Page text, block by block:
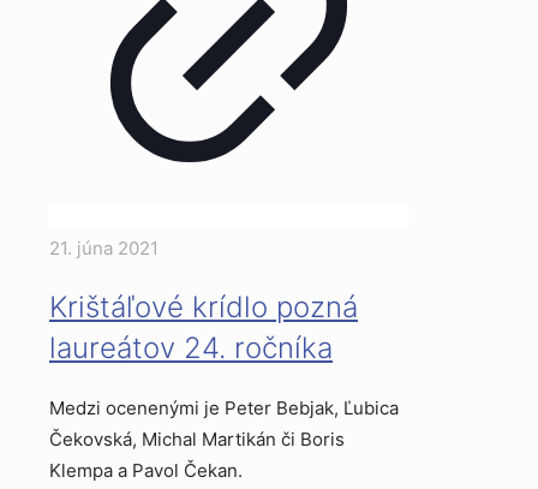
21. júna 2021
Krištáľové krídlo pozná
laureátov 24. ročníka
Medzi ocenenými je Peter Bebjak, Ľubica
Čekovská, Michal Martikán či Boris
Klempa a Pavol Čekan.